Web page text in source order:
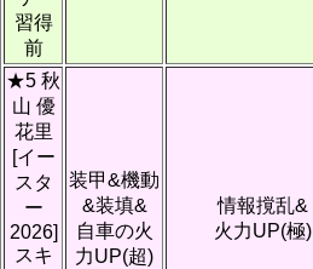
習得
前
★5 秋
山 優
花里
[イー
スタ
ー
2026]
スキ
装甲&機動
&装填&
自車の火
力UP(超)
情報撹乱&
火力UP(極)